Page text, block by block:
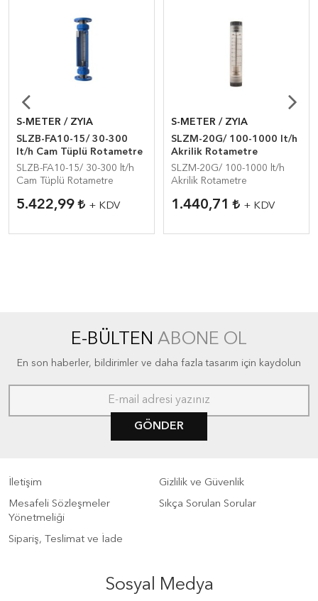
S-METER / ZYIA
SLZB-FA10-15/ 30-300
lt/h Cam Tüplü Rotametre
SLZB-FA10-15/ 30-300 lt/h
Cam Tüplü Rotametre
5.422,99 + KDV
S-METER / ZYIA
SLZM-20G/ 100-1000 lt/h
Akrilik Rotametre
SLZM-20G/ 100-1000 lt/h
Akrilik Rotametre
1.440,71 + KDV
E-BÜLTEN ABONE OL
En son haberler, bildirimler ve daha fazla tasarım için kaydolun
GÖNDER
İletişim
Gizlilik ve Güvenlik
Mesafeli Sözleşmeler
Yönetmeliği
Sıkça Sorulan Sorular
Sipariş, Teslimat ve İade
Sosyal Medya